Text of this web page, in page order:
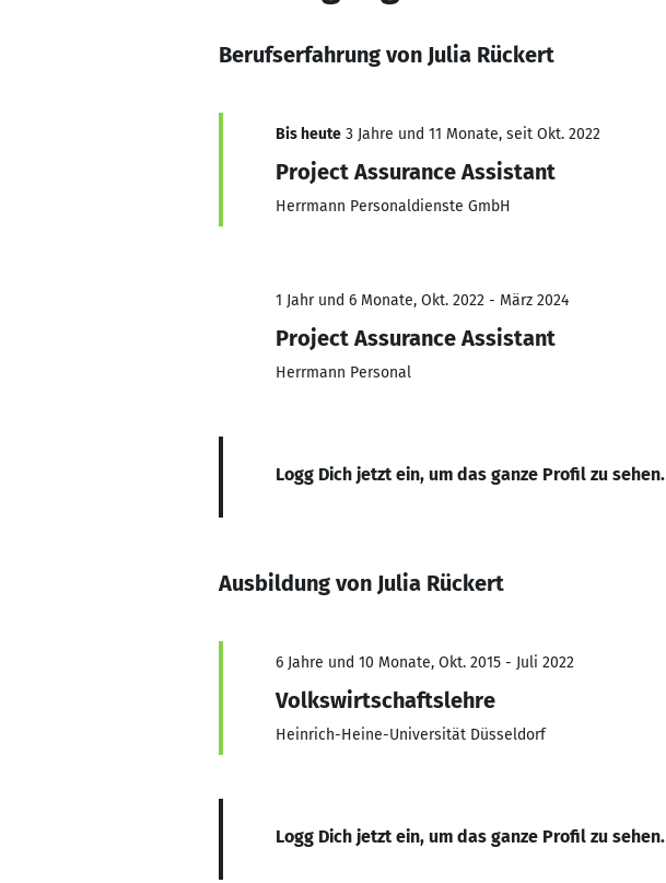
Berufserfahrung von Julia Rückert
Bis heute 3 Jahre und 11 Monate, seit Okt. 2022
Project Assurance Assistant
Herrmann Personaldienste GmbH
1 Jahr und 6 Monate, Okt. 2022 - März 2024
Project Assurance Assistant
Herrmann Personal
Logg Dich jetzt ein, um das ganze Profil zu sehen.
Ausbildung von Julia Rückert
6 Jahre und 10 Monate, Okt. 2015 - Juli 2022
Volkswirtschaftslehre
Heinrich-Heine-Universität Düsseldorf
Logg Dich jetzt ein, um das ganze Profil zu sehen.